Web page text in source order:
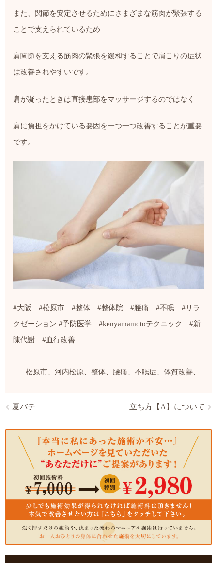
また、関節を安定させるためにさまざまな筋肉が緊張する
ことで支えられているため
肩関節を支える筋肉の緊張を緩和することで肩こりの症状
は改善されやすいです。
肩が凝ったときは直接患部をマッサージするのではなく
肩に負担をかけている要因を一つ一つ改善することが重要
です。
#大阪#松原市#整体#整体院#腰痛#不眠#リラ
クゼーション #予防医学#kenyamamotoテクニック#新
陳代謝#血行改善
松原市、河内松原、整体、腰痛、不眠症、体質改善、
夏バテ 立ち方【A】について